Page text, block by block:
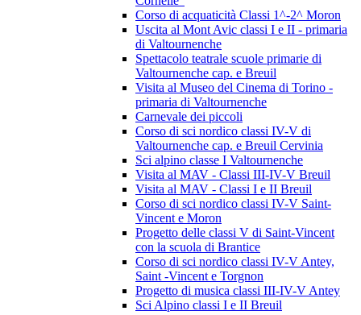
Corso di acquaticità Classi 1^-2^ Moron
Uscita al Mont Avic classi I e II - primaria
di Valtournenche
Spettacolo teatrale scuole primarie di
Valtournenche cap. e Breuil
Visita al Museo del Cinema di Torino -
primaria di Valtournenche
Carnevale dei piccoli
Corso di sci nordico classi IV-V di
Valtournenche cap. e Breuil Cervinia
Sci alpino classe I Valtournenche
Visita al MAV - Classi III-IV-V Breuil
Visita al MAV - Classi I e II Breuil
Corso di sci nordico classi IV-V Saint-
Vincent e Moron
Progetto delle classi V di Saint-Vincent
con la scuola di Brantice
Corso di sci nordico classi IV-V Antey,
Saint -Vincent e Torgnon
Progetto di musica classi III-IV-V Antey
Sci Alpino classi I e II Breuil